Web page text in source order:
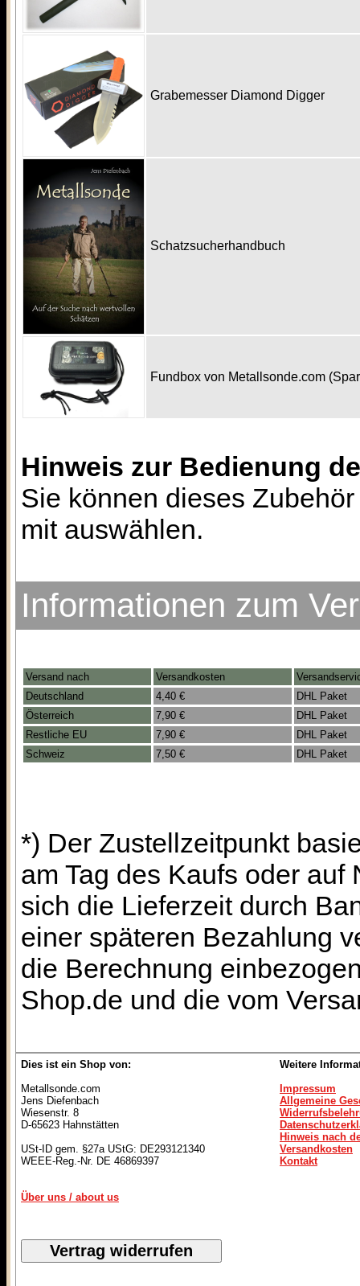
Grabemesser Diamond Digger
Schatzsucherhandbuch
Fundbox von Metallsonde.com
Hinweis zur Bedienung
Sie können dieses
mit auswählen.
Informationen zum
Versand nach Versandkosten
Deutschland
4,40 €
DHL Paket
Österreich
7,90 €
DHL Paket
Restliche EU
7,90 €
DHL Paket
Schweiz
7,50 € DHL Paket
*) Der Zustellzeitpunkt
am Tag des Kaufs oder
sich die Lieferzeit durch
einer späteren Bezahlung
die Berechnung
Shop.de und die vom
Dies ist ein Shop von:
Metallsonde.com
Jens Diefenbach
Wiesenstr. 8
D-65623 Hahnstätten
USt-ID gem. §27a UStG: DE293121340
WEEE-Reg.-Nr. DE 46869397
Über uns / about us
Weitere
Impressum
Allgemeine
Hinweis nach
Versandkosten
Kontakt